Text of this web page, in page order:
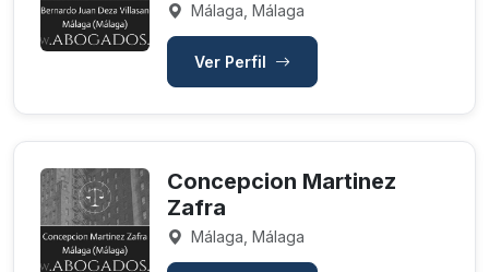
Málaga, Málaga
Ver Perfil
Concepcion Martinez
Zafra
Málaga, Málaga